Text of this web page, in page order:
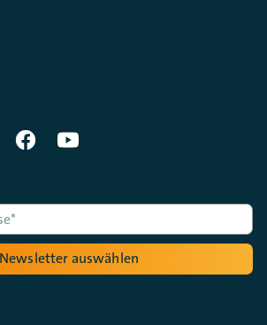
Netzwerken]
FacebookYoutube
Newsletter auswählen